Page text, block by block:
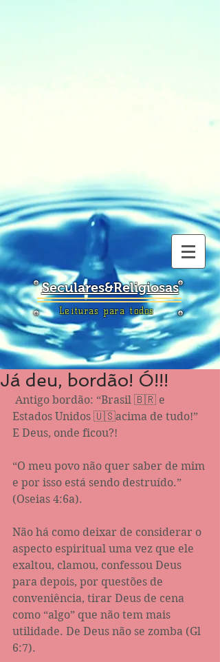
Seculares&Religiosas
Leituras para todos
Já deu, bordão! Ó!!!
Estados Unidos 🇺🇸acima de tudo!”
E Deus, onde ficou?!
“O meu povo não quer saber de mim
e por isso está sendo destruído.”
‭‭(Oseias‬ ‭4:6‬a).
Não há como deixar de considerar o
aspecto espiritual uma vez que ele
exaltou, clamou, confessou Deus
para depois, por questões de
conveniência, tirar Deus de cena
como “algo” que não tem mais
utilidade. De Deus não se zomba (Gl
6:7).